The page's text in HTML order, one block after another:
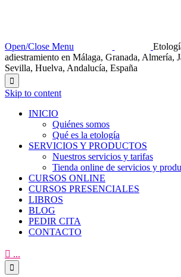
Open/Close Menu
adiestramiento en Málaga, Granada, Almería,
Sevilla, Huelva, Andalucía, España

Skip to content
INICIO
Quiénes somos
Qué es la etología
SERVICIOS Y PRODUCTOS
Nuestros servicios y tarifas
Tienda online de servicios y
CURSOS ONLINE
CURSOS PRESENCIALES
LIBROS
BLOG
PEDIR CITA
CONTACTO
 ...
